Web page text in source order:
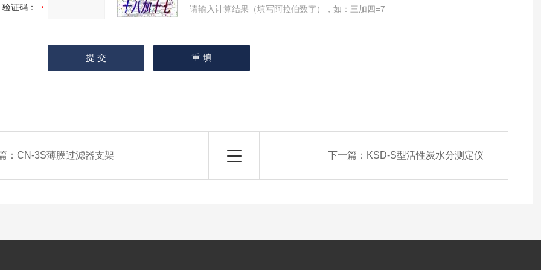
验证码： 请输入计算结果（填写阿拉伯数字），如：三加四=7
：CN-3S薄膜过滤器支架 下一篇： KSD-S型活性炭水分测定仪